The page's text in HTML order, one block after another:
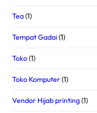
Tea(1)
Tempat Gadai(1)
Toko(1)
Toko Komputer(1)
Vendor Hijab printing(1)